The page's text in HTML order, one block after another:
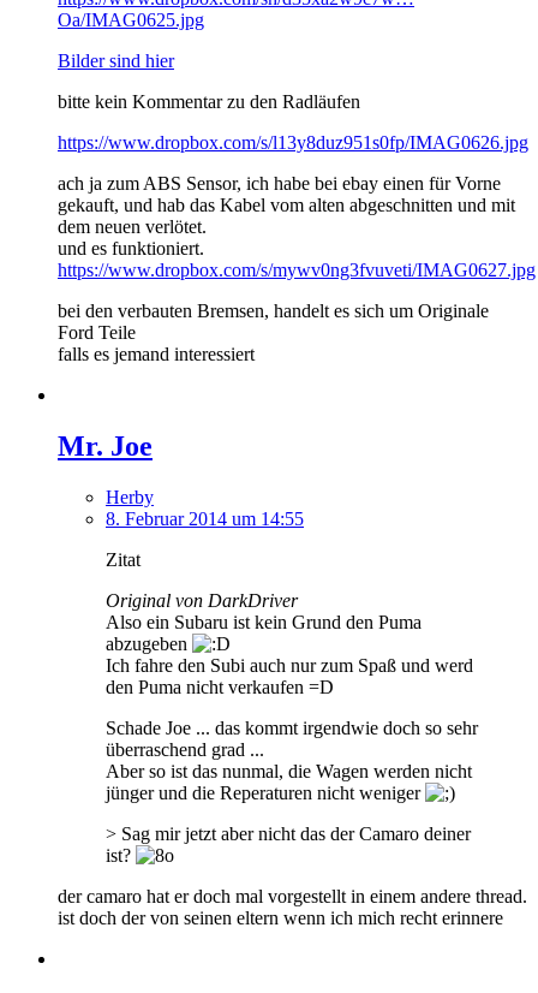
Oa/IMAG0625.jpg
Bilder sind hier
bitte kein Kommentar zu den Radläufen
https://www.dropbox.com/s/l13y8duz951s0fp/IMAG0626.jpg
ach ja zum ABS Sensor, ich habe bei ebay einen für Vorne
gekauft, und hab das Kabel vom alten abgeschnitten und mit
dem neuen verlötet.
und es funktioniert.
https://www.dropbox.com/s/mywv0ng3fvuveti/IMAG0627.jpg
bei den verbauten Bremsen, handelt es sich um Originale
Ford Teile
falls es jemand interessiert
Mr. Joe
Herby
8. Februar 2014 um 14:55
Zitat
Original von DarkDriver
Also ein Subaru ist kein Grund den Puma
abzugeben
Ich fahre den Subi auch nur zum Spaß und werd
den Puma nicht verkaufen =D
Schade Joe ... das kommt irgendwie doch so sehr
überraschend grad ...
Aber so ist das nunmal, die Wagen werden nicht
jünger und die Reperaturen nicht weniger
> Sag mir jetzt aber nicht das der Camaro deiner
ist?
der camaro hat er doch mal vorgestellt in einem andere thread.
ist doch der von seinen eltern wenn ich mich recht erinnere